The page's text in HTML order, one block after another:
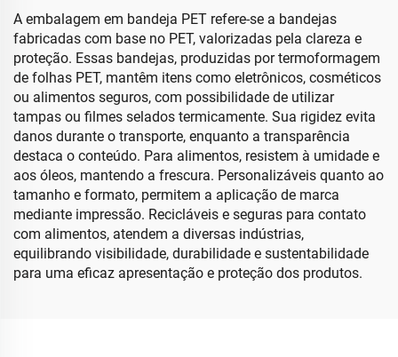
A embalagem em bandeja PET refere-se a bandejas
fabricadas com base no PET, valorizadas pela clareza e
proteção. Essas bandejas, produzidas por termoformagem
de folhas PET, mantêm itens como eletrônicos, cosméticos
ou alimentos seguros, com possibilidade de utilizar
tampas ou filmes selados termicamente. Sua rigidez evita
danos durante o transporte, enquanto a transparência
destaca o conteúdo. Para alimentos, resistem à umidade e
aos óleos, mantendo a frescura. Personalizáveis quanto ao
tamanho e formato, permitem a aplicação de marca
mediante impressão. Recicláveis e seguras para contato
com alimentos, atendem a diversas indústrias,
equilibrando visibilidade, durabilidade e sustentabilidade
para uma eficaz apresentação e proteção dos produtos.